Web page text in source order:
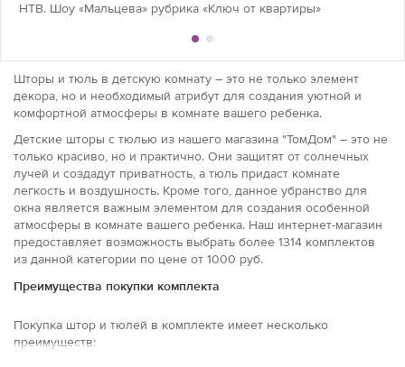
НТВ. Шоу «Мальцева» рубрика «Ключ от квартиры»
Шторы и тюль в детскую комнату – это не только элемент
декора, но и необходимый атрибут для создания уютной и
комфортной атмосферы в комнате вашего ребенка.
Детские шторы с тюлью из нашего магазина "ТомДом" – это не
только красиво, но и практично. Они защитят от солнечных
лучей и создадут приватность, а тюль придаст комнате
легкость и воздушность. Кроме того, данное убранство для
окна является важным элементом для создания особенной
атмосферы в комнате вашего ребенка. Наш интернет-магазин
предоставляет возможность выбрать более 1314 комплектов
из данной категории по цене от 1000 руб.
Преимущества покупки комплекта
Покупка штор и тюлей в комплекте имеет несколько
преимуществ: